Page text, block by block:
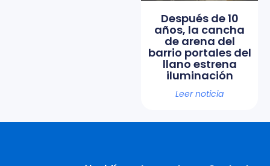
Después de 10
años, la cancha
de arena del
barrio portales del
llano estrena
iluminación
Leer noticia